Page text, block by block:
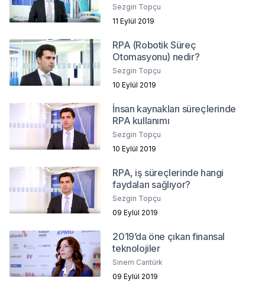
Sezgin Topçu
11 Eylül 2019
RPA (Robotik Süreç
Otomasyonu) nedir?
Sezgin Topçu
10 Eylül 2019
İnsan kaynakları süreçlerinde
RPA kullanımı
Sezgin Topçu
10 Eylül 2019
RPA, iş süreçlerinde hangi
faydaları sağlıyor?
Sezgin Topçu
09 Eylül 2019
2019’da öne çıkan finansal
teknolojiler
Sinem Cantürk
09 Eylül 2019